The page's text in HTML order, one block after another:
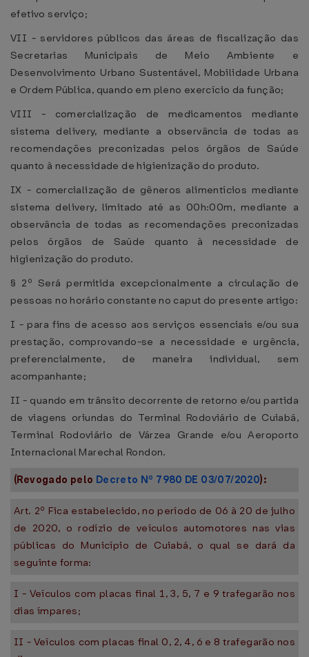
efetivo serviço;
VII - servidores públicos das áreas de fiscalização das
Secretarias Municipais de Meio Ambiente e
Desenvolvimento Urbano Sustentável, Mobilidade Urbana
e Ordem Pública, quando em pleno exercício da função;
VIII - comercialização de medicamentos mediante
sistema delivery, mediante a observância de todas as
recomendações preconizadas pelos órgãos de Saúde
quanto à necessidade de higienização do produto.
IX - comercialização de gêneros alimentícios mediante
sistema delivery, limitado até as 00h:00m, mediante a
observância de todas as recomendações preconizadas
pelos órgãos de Saúde quanto à necessidade de
higienização do produto.
§ 2º Será permitida excepcionalmente a circulação de
pessoas no horário constante no caput do presente artigo:
I - para fins de acesso aos serviços essenciais e/ou sua
prestação, comprovando-se a necessidade e urgência,
preferencialmente, de maneira individual, sem
acompanhante;
II - quando em trânsito decorrente de retorno e/ou partida
de viagens oriundas do Terminal Rodoviário de Cuiabá,
Terminal Rodoviário de Várzea Grande e/ou Aeroporto
Internacional Marechal Rondon.
(Revogado pelo Decreto Nº 7980 DE 03/07/2020):
Art. 2º Fica estabelecido, no período de 06 à 20 de julho
de 2020, o rodízio de veículos automotores nas vias
públicas do Município de Cuiabá, o qual se dará da
seguinte forma:
I - Veículos com placas final 1, 3, 5, 7 e 9 trafegarão nos
dias ímpares;
II - Veículos com placas final 0, 2, 4, 6 e 8 trafegarão nos